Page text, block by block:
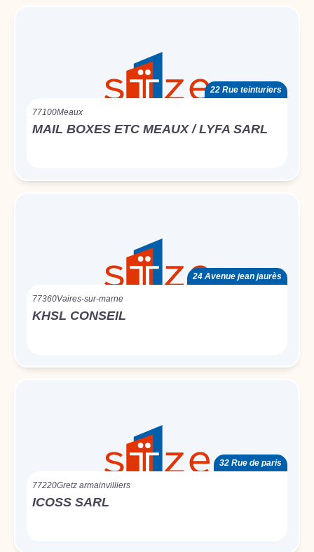
22 Rue teinturiers
77100Meaux
MAIL BOXES ETC MEAUX / LYFA SARL
24 Avenue jean jaurès
77360Vaires-sur-marne
KHSL CONSEIL
32 Rue de paris
77220Gretz armainvilliers
ICOSS SARL